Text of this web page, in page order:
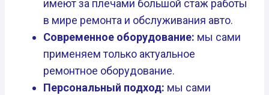
имеют за плечами большой стаж работы
в мире ремонта и обслуживания авто.
Современное оборудование: мы сами
применяем только актуальное
ремонтное оборудование.
Персональный подход: мы сами